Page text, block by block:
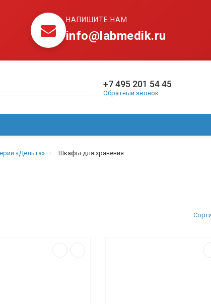
НАПИШИТЕ НАМ
info@labmedik.ru
+7 495 201 54 45
Обратный звонок
«Дельта» Шкафы для хранения